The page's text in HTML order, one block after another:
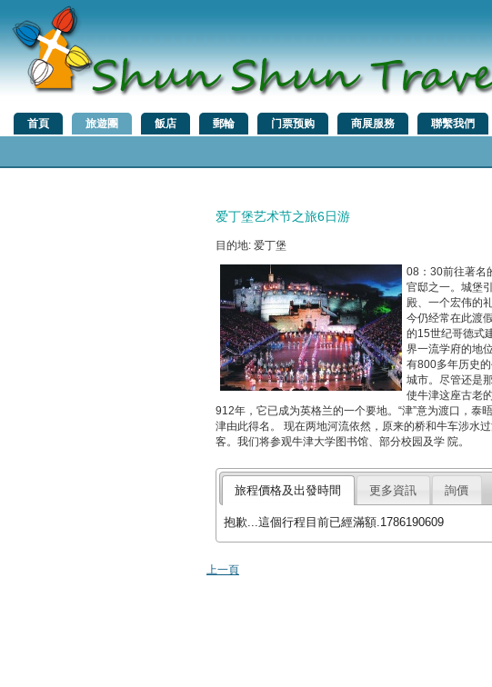
首頁 旅遊團 飯店 郵輪 门票预购 商展服務 聯繫我們
爱丁堡艺术节之旅6日游
目的地: 爱丁堡
08：30前往著名
官邸之一。城堡
殿、一个宏伟的
今仍经常在此渡
的15世纪哥德式
界一流学府的地
有800多年历史
城市。尽管还是
使牛津这座古老
912年，它已成为英格兰的一个要地。“津”意为渡口，
津由此得名。 现在两地河流依然，原来的桥和牛车涉水
客。我们将参观牛津大学图书馆、部分校园及学 院。
旅程價格及出發時間 更多資訊 詢價
抱歉...這個行程目前已經滿額.1786190609
上一頁